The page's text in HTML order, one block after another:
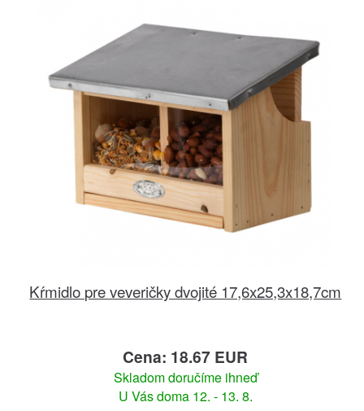
Kŕmidlo pre veveričky dvojité 17,6x25,3x18,7cm
Cena: 18.67 EUR
Skladom doručíme ihneď
U Vás doma 12. - 13. 8.